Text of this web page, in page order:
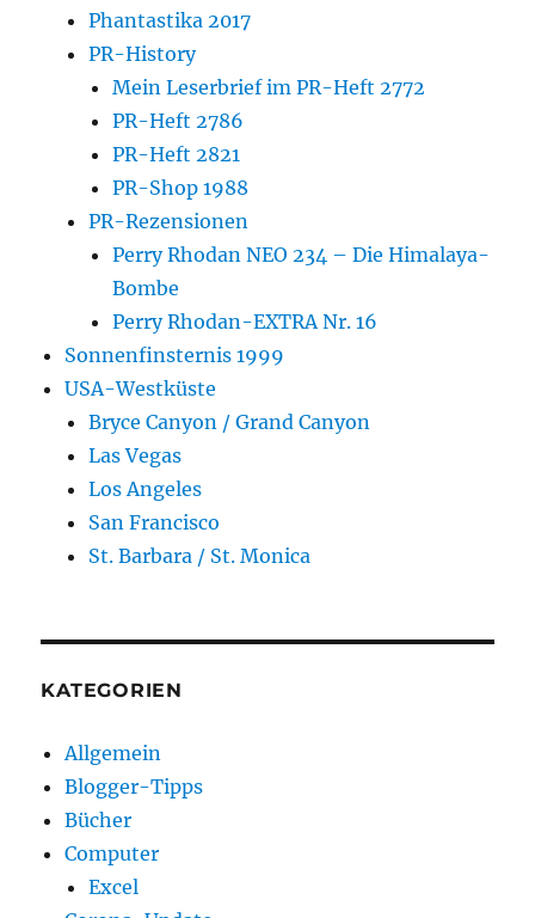
Phantastika 2017
PR-History
Mein Leserbrief im PR-Heft 2772
PR-Heft 2786
PR-Heft 2821
PR-Shop 1988
PR-Rezensionen
Perry Rhodan NEO 234 – Die Himalaya-
Bombe
Perry Rhodan-EXTRA Nr. 16
Sonnenfinsternis 1999
USA-Westküste
Bryce Canyon / Grand Canyon
Las Vegas
Los Angeles
San Francisco
St. Barbara / St. Monica
KATEGORIEN
Allgemein
Blogger-Tipps
Bücher
Computer
Excel